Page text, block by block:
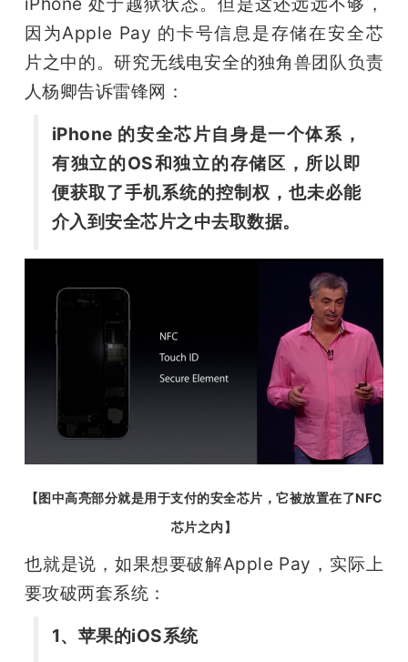
因为Apple Pay 的卡号信息是存储在安全芯
片之中的。研究无线电安全的独角兽团队负责
人杨卿告诉雷锋网：
iPhone 的安全芯片自身是一个体系，
有独立的OS和独立的存储区，所以即
便获取了手机系统的控制权，也未必能
介入到安全芯片之中去取数据。
【图中高亮部分就是用于支付的安全芯片，它被放置在了NFC
芯片之内】
也就是说，如果想要破解Apple Pay，实际上
要攻破两套系统：
1、苹果的iOS系统